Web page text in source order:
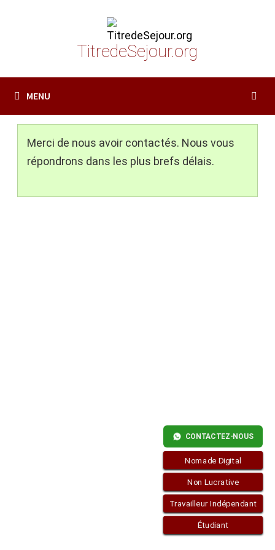
TitredeSejour.org
MENU
Merci de nous avoir contactés. Nous vous
répondrons dans les plus brefs délais.
CONTACTEZ-NOUS
Nomade Digital
Non Lucrative
Travailleur Indépendant
Étudiant